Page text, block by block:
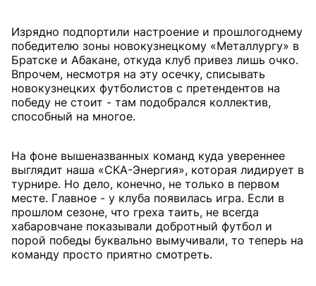
Изрядно подпортили настроение и прошлогоднему
победителю зоны новокузнецкому «Металлургу» в
Братске и Абакане, откуда клуб привез лишь очко.
Впрочем, несмотря на эту осечку, списывать
новокузнецких футболистов с претендентов на
победу не стоит - там подобрался коллектив,
способный на многое.
На фоне вышеназванных команд куда увереннее
выглядит наша «СКА-Энергия», которая лидирует в
турнире. Но дело, конечно, не только в первом
месте. Главное - у клуба появилась игра. Если в
прошлом сезоне, что греха таить, не всегда
хабаровчане показывали добротный футбол и
порой победы буквально вымучивали, то теперь на
команду просто приятно смотреть.